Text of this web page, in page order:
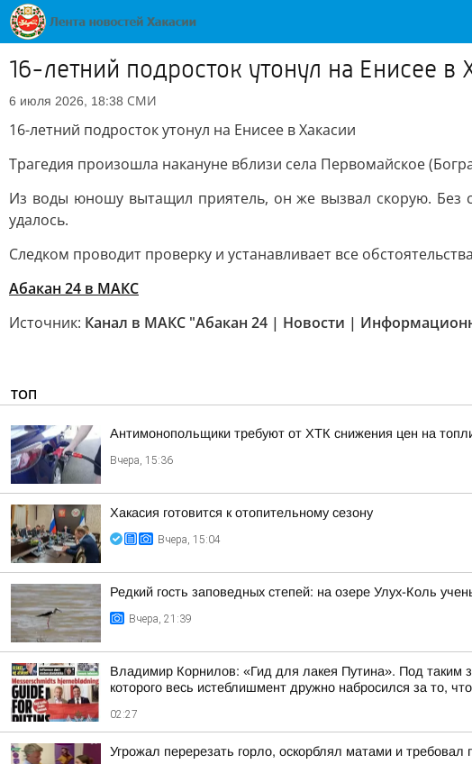
16-летний подросток утонул на Енисее в
6 июля 2026, 18:38 СМИ
16-летний подросток утонул на Енисее в Хакасии
Трагедия произошла накануне вблизи села Первомайское
Из воды юношу вытащил приятель, он же вызвал скорую. Без
удалось.
Следком проводит проверку и устанавливает все
Абакан 24 в МАКС
Источник: Канал в МАКС "Абакан 24 | Новости |
ТОП
Антимонопольщики требуют от ХТК снижения цен на
Вчера, 15:36
Хакасия готовится к отопительному сезону
Вчера, 15:04
Редкий гость заповедных степей: на озере Улух-Коль
Вчера, 21:39
Владимир Корнилов: «Гид для лакея Путина». Под таким
которого весь истеблишмент дружно набросился за то,
02:27
Угрожал перерезать горло, оскорблял матами и